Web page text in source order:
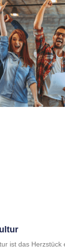
ist das Herzstück